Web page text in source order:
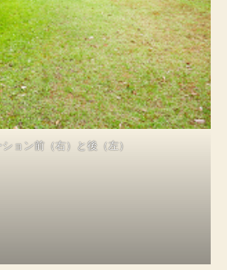
ョン前（右）と後（左）